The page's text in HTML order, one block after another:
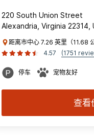
220 South Union Street
Alexandria, Virginia
距离市中心 7.26 英里（11.68
4.57
(1751
停车 宠物友好
查看